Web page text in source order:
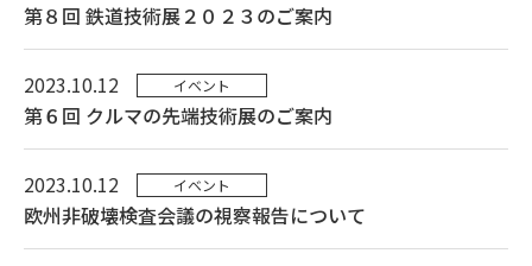
第８回 鉄道技術展２０２３のご案内
2023.10.12 イベント
第６回 クルマの先端技術展のご案内
2023.10.12 イベント
欧州非破壊検査会議の視察報告について